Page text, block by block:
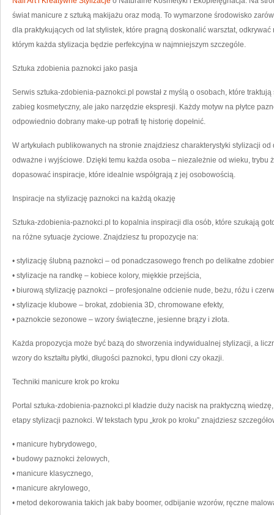
świat manicure z sztuką makijażu oraz modą. To wymarzone środowisko
dla praktykujących od lat stylistek, które pragną doskonalić warsztat,
którym każda stylizacja będzie perfekcyjna w najmniejszym szczególe.
Sztuka zdobienia paznokci jako pasja
Serwis sztuka-zdobienia-paznokci.pl powstał z myślą o osobach, które
zabieg kosmetyczny, ale jako narzędzie ekspresji. Każdy motyw na płytce
odpowiednio dobrany make-up potrafi tę historię dopełnić.
W artykułach publikowanych na stronie znajdziesz charakterystyki stylizacji
odważne i wyjściowe. Dzięki temu każda osoba – niezależnie od wieku, trybu
dopasować inspiracje, które idealnie współgrają z jej osobowością.
Inspiracje na stylizację paznokci na każdą okazję
Sztuka-zdobienia-paznokci.pl to kopalnia inspiracji dla osób, które szukają
na różne sytuacje życiowe. Znajdziesz tu propozycje na:
• stylizację ślubną paznokci – od ponadczasowego french po delikatne
• stylizacje na randkę – kobiece kolory, miękkie przejścia,
• biurową stylizację paznokci – profesjonalne odcienie nude, beżu, różu i
• stylizacje klubowe – brokat, zdobienia 3D, chromowane efekty,
• paznokcie sezonowe – wzory świąteczne, jesienne brązy i złota.
Każda propozycja może być bazą do stworzenia indywidualnej stylizacji, a
wzory do kształtu płytki, długości paznokci, typu dłoni czy okazji.
Techniki manicure krok po kroku
Portal sztuka-zdobienia-paznokci.pl kładzie duży nacisk na praktyczną
etapy stylizacji paznokci. W tekstach typu „krok po kroku” znajdziesz
• manicure hybrydowego,
• budowy paznokci żelowych,
• manicure klasycznego,
• manicure akrylowego,
• metod dekorowania takich jak baby boomer, odbijanie wzorów, ręczne